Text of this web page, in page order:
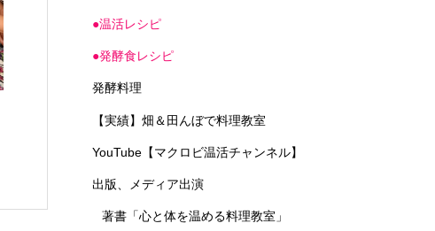
●温活レシピ
●発酵食レシピ
発酵料理
【実績】畑＆田んぼで料理教室
YouTube【マクロビ温活チャンネル】
出版、メディア出演
著書「心と体を温める料理教室」